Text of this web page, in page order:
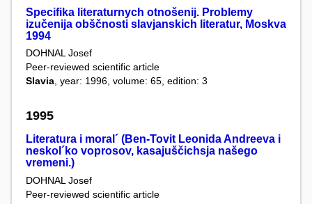
Specifika literaturnych otnošenij. Problemy
izučenija obščnosti slavjanskich literatur, Moskva
1994
DOHNAL Josef
Peer-reviewed scientific article
Slavia , year: 1996, volume: 65, edition: 3
1995
Literatura i moral´ (Ben-Tovit Leonida Andreeva i
neskol´ko voprosov, kasajuščichsja našego
vremeni.)
DOHNAL Josef
Peer-reviewed scientific article